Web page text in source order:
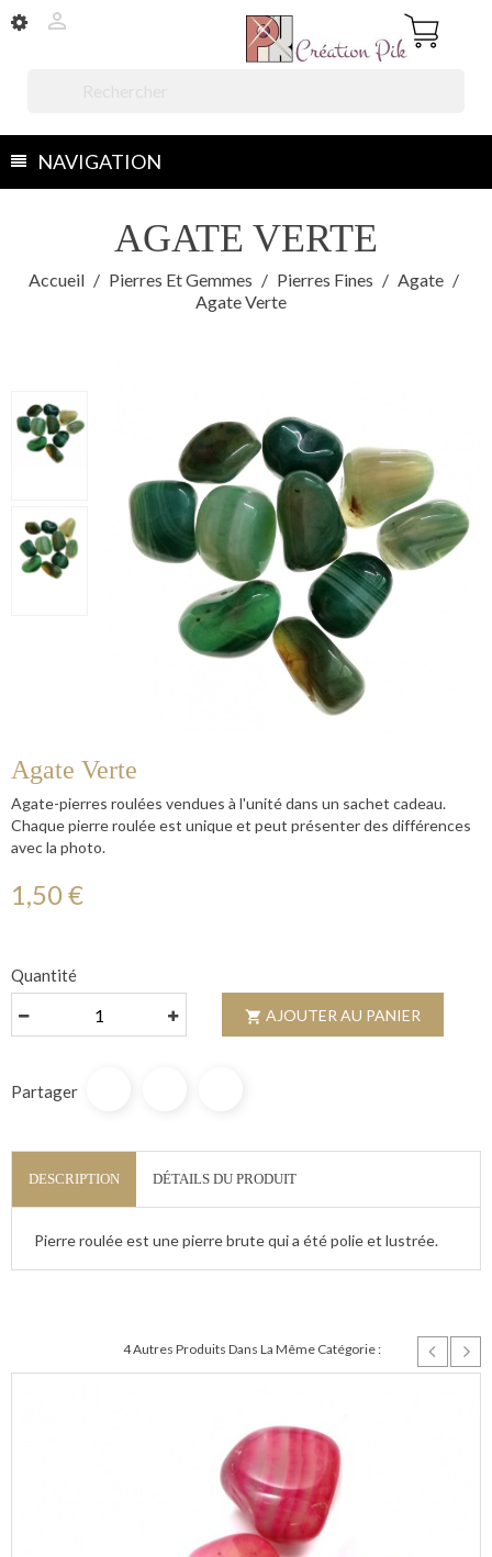


NAVIGATION
AGATE VERTE
Accueil Pierres Et Gemmes Pierres Fines
Agate
Agate Verte
Agate Verte
Agate-pierres roulées vendues à l'unité dans un sachet cadeau.
Chaque pierre roulée est unique et peut présenter des différences
avec la photo.
1,50 €
Quantité
 AJOUTER AU PANIER
Partager
DESCRIPTION DÉTAILS DU PRODUIT
Pierre roulée est une pierre brute qui a été polie et lustrée.
4 Autres Produits Dans La Même Catégorie :